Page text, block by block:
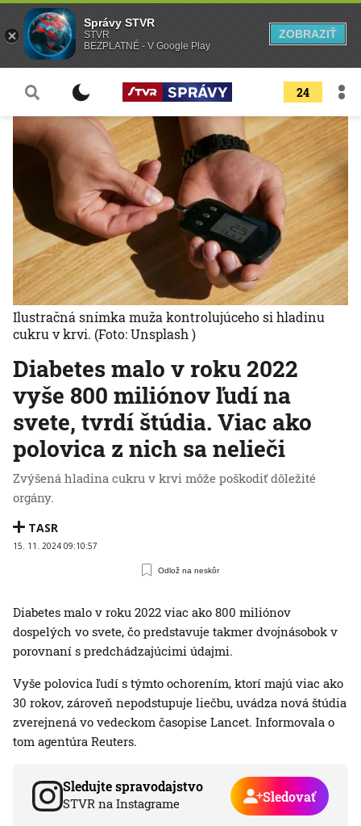
24
Diabetes malo v roku 2022
vyše 800 miliónov ľudí na
svete, tvrdí štúdia. Viac ako
polovica z nich sa nelieči
Zvýšená hladina cukru v krvi môže poškodiť dôležité
orgány.
TASR
15. 11. 2024 09:10:57
Odlož na neskôr
Ilustračná snímka muža kontrolujúceho si hladinu
cukru v krvi. (Foto: Unsplash )
Diabetes malo v roku 2022 viac ako 800 miliónov
dospelých vo svete, čo predstavuje takmer dvojnásobok v
porovnaní s predchádzajúcimi údajmi.
Vyše polovica ľudí s týmto ochorením, ktorí majú viac ako
30 rokov, zároveň nepodstupuje liečbu, uvádza nová štúdia
zverejnená vo vedeckom časopise Lancet. Informovala o
tom agentúra Reuters.
Sledujte spravodajstvo
STVR na Instagrame Sledovať
Správy STVR
STVR
BEZPLATNÉ - V Google Play
ZOBRAZIŤ